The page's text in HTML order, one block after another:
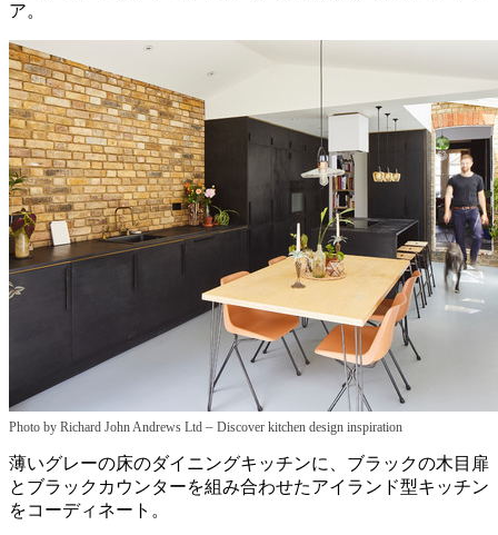
ア。
Photo by Richard John Andrews Ltd – Discover kitchen design inspiration
薄いグレーの床のダイニングキッチンに、ブラックの木目扉
とブラックカウンターを組み合わせたアイランド型キッチン
をコーディネート。